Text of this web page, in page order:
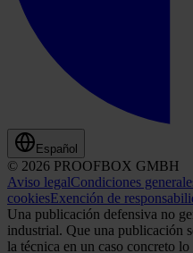
Español
© 2026 PROOFBOX GMBH
Aviso legalCondiciones
cookiesExención de
Una publicación defensiva no
industrial. Que una publicación
la técnica en un caso concreto